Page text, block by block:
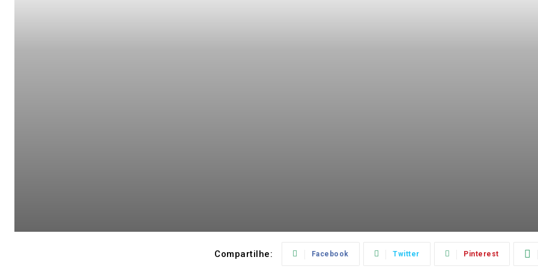
Compartilhe: Facebook Twitter Pinterest